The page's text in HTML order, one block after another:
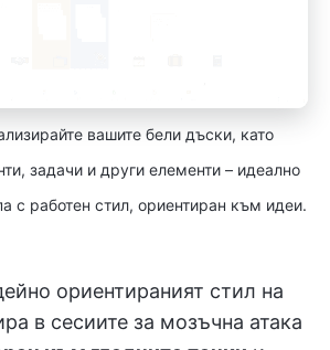
вашите бели дъски, като
задачи и други елементи – идеално
с работен стил, ориентиран към идеи.
ориентираният стил на
в сесиите за мозъчна атака